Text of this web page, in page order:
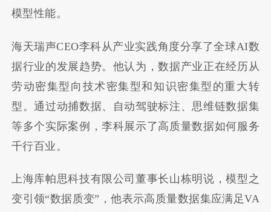
模型性能。
海天瑞声CEO李科从产业实践角度分享了全球AI数
据行业的发展趋势。他认为，数据产业正在经历从
劳动密集型向技术密集型和知识密集型的重大转
型。通过动捕数据、自动驾驶标注、思维链数据集
等多个实际案例，李科展示了高质量数据如何服务
千行百业。
上海库帕思科技有限公司董事长山栋明说，模型之
变引领“数据质变”，他表示高质量数据集应满足VA